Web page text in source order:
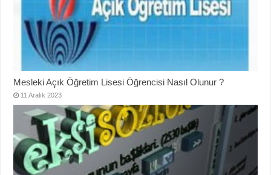
Mesleki Açık Öğretim Lisesi Öğrencisi Nasıl Olunur ?
11 Aralık 2023